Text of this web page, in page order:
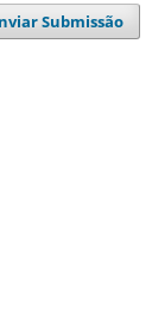
Submissão